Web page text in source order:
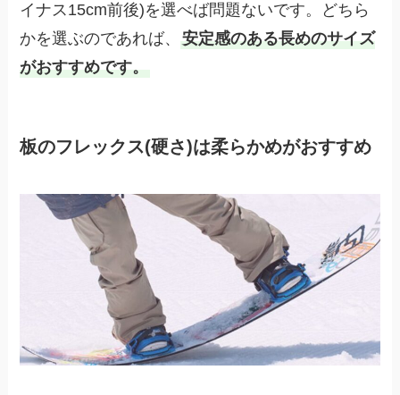
イナス15cm前後)を選べば問題ないです。どちら
かを選ぶのであれば、 安定感のある長めのサイズ
がおすすめです。
板のフレックス(硬さ)は柔らかめがおすすめ